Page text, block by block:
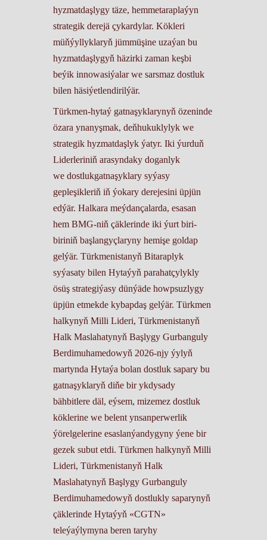
hyzmatdaşlygy täze, hemmetaraplaýyn
strategik derejä çykardylar. Kökleri
müňýyllyklaryň jümmüşine uzaýan bu
hyzmatdaşlygyň häzirki zaman keşbi
beýik innowasiýalar we sarsmaz dostluk
bilen häsiýetlendirilýär.
Türkmen-hytaý gatnaşyklarynyň özeninde
özara ynanyşmak, deňhukuklylyk we
strategik hyzmatdaşlyk ýatyr. Iki ýurduň
Liderleriniň arasyndaky doganlyk
we dostlukgatnaşyklary syýasy
gepleşikleriň iň ýokary derejesini üpjün
edýär. Halkara meýdançalarda, esasan
hem BMG-niň çäklerinde iki ýurt biri-
biriniň başlangyçlaryny hemişe goldap
gelýär. Türkmenistanyň Bitaraplyk
syýasaty bilen Hytaýyň parahatçylykly
ösüş strategiýasy dünýäde howpsuzlygy
üpjün etmekde kybapdaş gelýär. Türkmen
halkynyň Milli Lideri, Türkmenistanyň
Halk Maslahatynyň Başlygy Gurbanguly
Berdimuhamedowyň 2026-njy ýylyň
martynda Hytaýa bolan dostluk sapary bu
gatnaşyklaryň diňe bir ykdysady
bähbitlere däl, eýsem, mizemez dostluk
köklerine we belent ynsanperwerlik
ýörelgelerine esaslanýandygyny ýene bir
gezek subut etdi. Türkmen halkynyň Milli
Lideri, Türkmenistanyň Halk
Maslahatynyň Başlygy Gurbanguly
Berdimuhamedowyň dostlukly saparynyň
çäklerinde Hytaýyň «CGTN»
teleýaýlymyna beren taryhy